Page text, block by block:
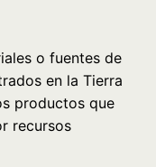
o fuentes de
en la Tierra
productos que
recursos